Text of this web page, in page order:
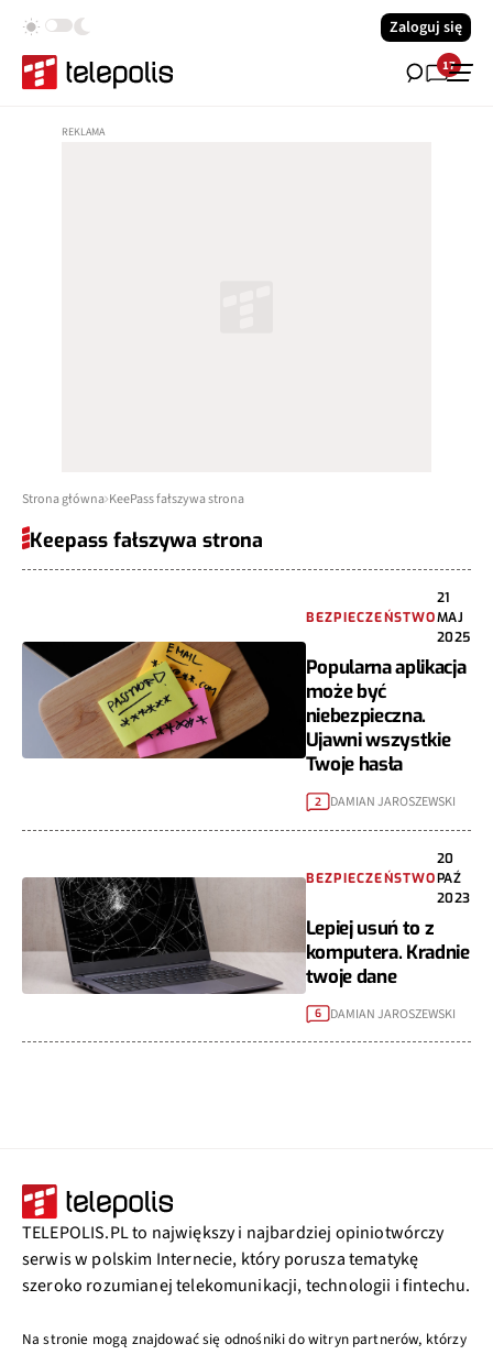
Zaloguj się
17
Strona główna KeePass fałszywa strona
Keepass fałszywa strona
BEZPIECZEŃSTWO
21
MAJ
2025
Popularna aplikacja
może być
niebezpieczna.
Ujawni wszystkie
Twoje hasła
2 DAMIAN JAROSZEWSKI
BEZPIECZEŃSTWO
20
PAŹ
2023
Lepiej usuń to z
komputera. Kradnie
twoje dane
6 DAMIAN JAROSZEWSKI
TELEPOLIS.PL to największy i najbardziej opiniotwórczy
serwis w polskim Internecie, który porusza tematykę
szeroko rozumianej telekomunikacji, technologii i fintechu.
Na stronie mogą znajdować się odnośniki do witryn partnerów, którzy